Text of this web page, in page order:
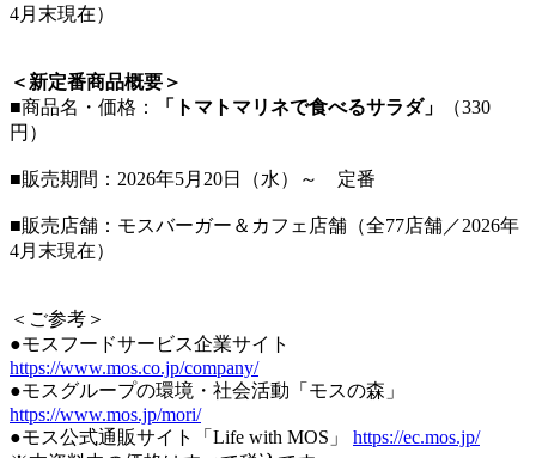
4月末現在）
＜新定番商品概要＞
■商品名・価格：
「トマトマリネで食べるサラダ」
（330
円）
■販売期間：2026年5月20日（水）～ 定番
■販売店舗：モスバーガー＆カフェ店舗（全77店舗／2026年
4月末現在）
＜ご参考＞
●モスフードサービス企業サイト
https://www.mos.co.jp/company/
●モスグループの環境・社会活動「モスの森」
https://www.mos.jp/mori/
●モス公式通販サイト「Life with MOS」 https://ec.mos.jp/